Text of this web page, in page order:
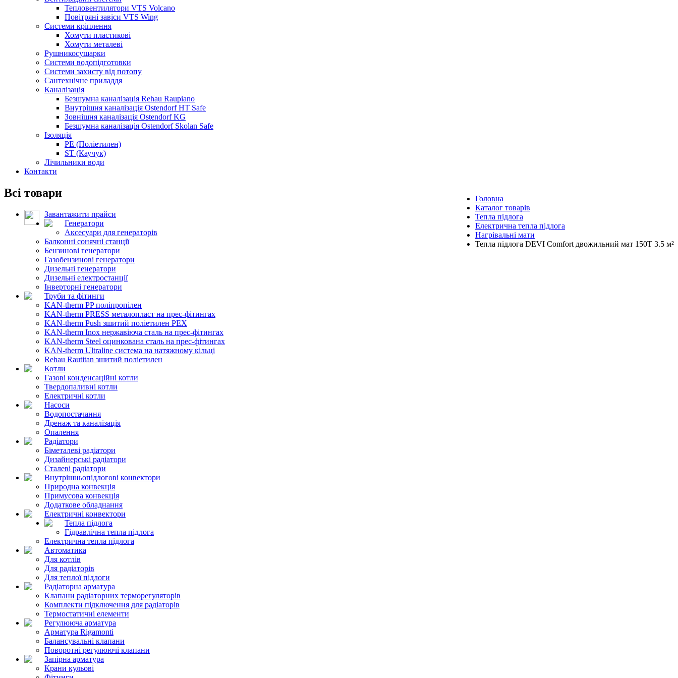
Тепловентилятори VTS Volcano
Повітряні завіси VTS Wing
Системи кріплення
Хомути пластикові
Хомути металеві
Рушникосушарки
Системи водопідготовки
Системи захисту від потопу
Сантехнічне приладдя
Каналізація
Безшумна каналізація Rehau Raupiano
Внутрішня каналізація Ostendorf HT Safe
Зовнішня каналізація Ostendorf KG
Безшумна каналізація Ostendorf Skolan Safe
Ізоляція
PE (Поліетилен)
ST (Каучук)
Лічильники води
Контакти
Головна
Каталог товарів
Тепла підлога
Електрична тепла підлога
Нагрівальні мати
Тепла підлога DEVI Comfort двожильний мат 150T 3.5 м²
Всі товари
Завантажити прайси
Генератори
Аксесуари для генераторів
Балконні сонячні станції
Бензинові генератори
Газобензинові генератори
Дизельні генератори
Дизельні електростанції
Інверторні генератори
Труби та фітинги
KAN-therm PP поліпропілен
KAN-therm PRESS металопласт на прес-фітингах
KAN-therm Push зшитий поліетилен PEX
KAN-therm Inox нержавіюча сталь на прес-фітингах
KAN-therm Steel оцинкована сталь на прес-фітингах
KAN-therm Ultraline система на натяжному кільці
Rehau Rautitan зшитий поліетилен
Котли
Газові конденсаційні котли
Твердопаливні котли
Електричні котли
Насоси
Водопостачання
Дренаж та каналізація
Опалення
Радіатори
Біметалеві радіатори
Дизайнерські радіатори
Сталеві радіатори
Внутрішньопідлогові конвектори
Природна конвекція
Примусова конвекція
Додаткове обладнання
Електричні конвектори
Тепла підлога
Гідравлічна тепла підлога
Електрична тепла підлога
Автоматика
Для котлів
Для радіаторів
Для теплої підлоги
Радіаторна арматура
Клапани радіаторних терморегуляторів
Комплекти підключення для радіаторів
Термостатичні елементи
Регулююча арматура
Арматура Rigamonti
Балансувальні клапани
Поворотні регулюючі клапани
Запірна арматура
Крани кульові